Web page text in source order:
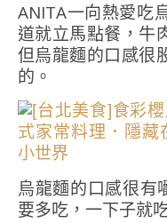
ANITA一向熱愛吃
道就立馬點餐，牛
但烏龍麵的口感很
的。
烏龍麵的口感很有
要多吃，一下子就